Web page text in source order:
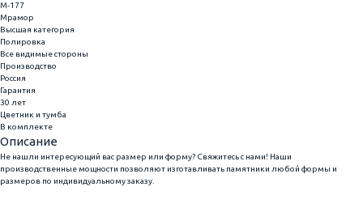
M-177
Мрамор
Высшая категория
Полировка
Все видимые стороны
Производство
Россия
Гарантия
30 лет
Цветник и тумба
В комплекте
Описание
Не нашли интересующий вас размер или форму? Свяжитесь с нами! Наши
производственные мощности позволяют изготавливать памятники любой формы и
размеров по индивидуальному заказу.